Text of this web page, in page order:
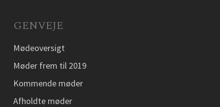
GENVEJE
Mødeoversigt
Møder frem til 2019
Kommende møder
Afholdte møder